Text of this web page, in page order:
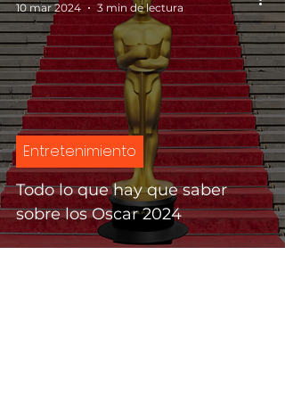
Todo lo que hay que saber
sobre los Oscar 2024
Entretenimiento
10 mar 2024
3 min de lectura